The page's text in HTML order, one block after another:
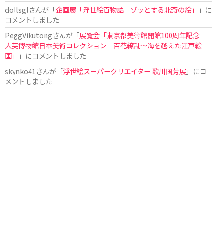
dollsglさんが「企画展「浮世絵百物語 ゾッとする北斎の絵」
」に
コメントしました
PeggVikutongさんが「展覧会「東京都美術館開館100周年記念
大英博物館日本美術コレクション 百花繚乱〜海を越えた江戸絵
画」
」にコメントしました
skynko41 さんが「浮世絵スーパークリエイター 歌川国芳展 」にコ
メントしました